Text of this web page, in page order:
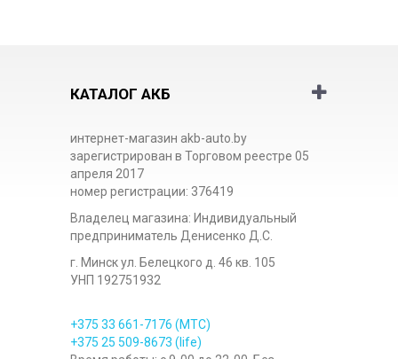
КАТАЛОГ АКБ
интернет-магазин akb-auto.by
зарегистрирован в Торговом реестре 05
апреля 2017
номер регистрации: 376419
Владелец магазина: Индивидуальный
предприниматель Денисенко Д.С.
г. Минск ул. Белецкого д. 46 кв. 105
УНП 192751932
+375 33 661-7176 (МТС)
+375 25 509-8673 (life)